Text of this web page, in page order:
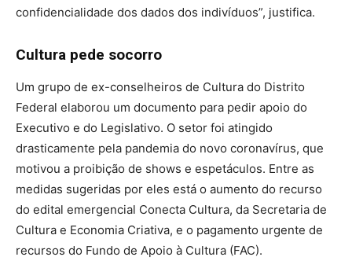
confidencialidade dos dados dos indivíduos”, justifica.
Cultura pede socorro
Um grupo de ex-conselheiros de Cultura do Distrito
Federal elaborou um documento para pedir apoio do
Executivo e do Legislativo. O setor foi atingido
drasticamente pela pandemia do novo coronavírus, que
motivou a proibição de shows e espetáculos. Entre as
medidas sugeridas por eles está o aumento do recurso
do edital emergencial Conecta Cultura, da Secretaria de
Cultura e Economia Criativa, e o pagamento urgente de
recursos do Fundo de Apoio à Cultura (FAC).